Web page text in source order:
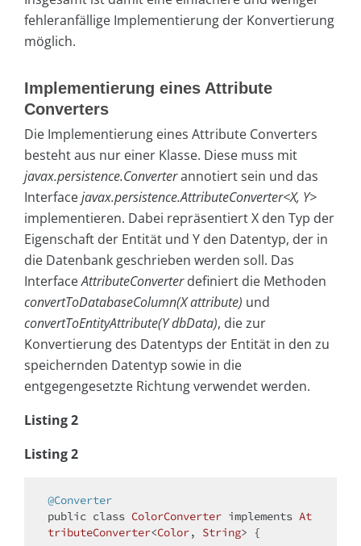
fehleranfällige Implementierung der Konvertierung
möglich.
Implementierung eines Attribute
Converters
Die Implementierung eines Attribute Converters
besteht aus nur einer Klasse. Diese muss mit
javax.persistence.Converterannotiert sein und das
Interfacejavax.persistence.AttributeConverter<X, Y>
implementieren. Dabei repräsentiert X den Typ der
Eigenschaft der Entität und Y den Datentyp, der in
die Datenbank geschrieben werden soll. Das
InterfaceAttributeConverterdefiniert die Methoden
convertToDatabaseColumn(X attribute) und
convertToEntityAttribute(Y dbData), die zur
Konvertierung des Datentyps der Entität in den zu
speichernden Datentyp sowie in die
entgegengesetzte Richtung verwendet werden.
Listing 2
Listing 2
@Converter
public class ColorConverter implements At
tributeConverter<Color, String> {